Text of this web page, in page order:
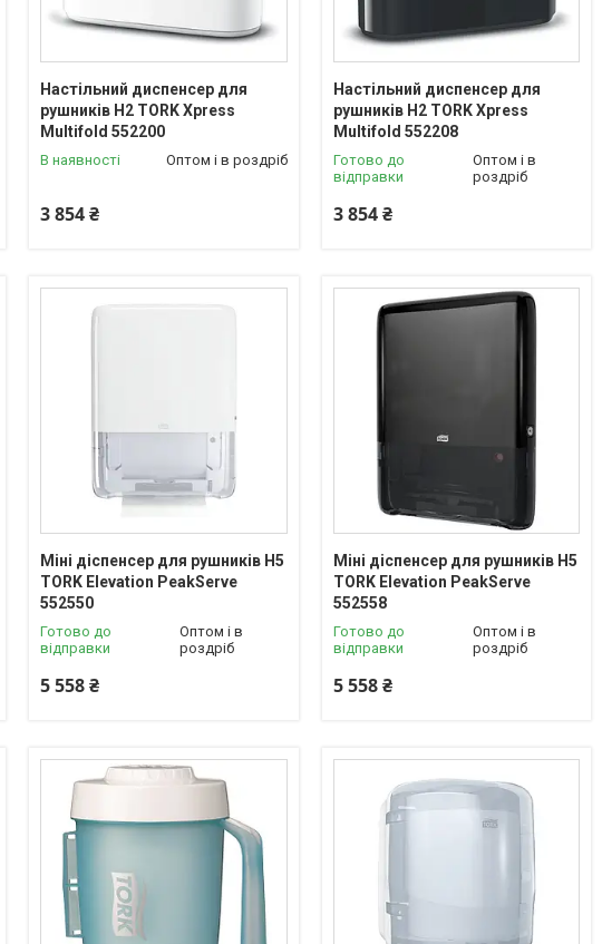
Настільний диспенсер для
рушників H2 TORK Xpress
Multifold 552200
В наявності Оптом і в роздріб
3 854 ₴
Настільний диспенсер для
рушників H2 TORK Xpress
Multifold 552208
Готово до
відправки
Оптом і в
роздріб
3 854 ₴
Міні діспенсер для рушників H5
TORK Elevation PeakServe
552550
Готово до
відправки
Оптом і в
роздріб
5 558 ₴
Міні діспенсер для рушників H5
TORK Elevation PeakServe
552558
Готово до
відправки
Оптом і в
роздріб
5 558 ₴